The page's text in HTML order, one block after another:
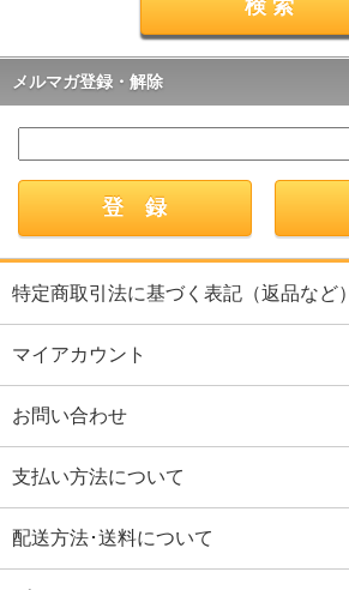
メルマガ登録・解除
特定商取引法に基づく表記（返品など）
マイアカウント
お問い合わせ
支払い方法について
配送方法･送料について